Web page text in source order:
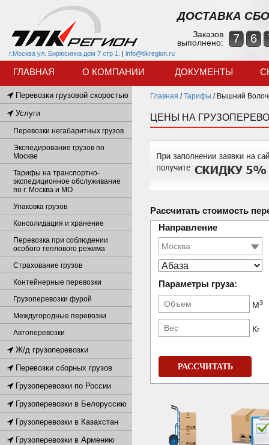
г.Москва ул. Бирюсинка дом 7 стр 1. | info@tlkregion.ru
ДОСТАВКА
Заказов
выполнено:
7 6
ГЛАВНАЯ О КОМПАНИИ ДОКУМЕНТЫ
Главная /Тарифы / Вышний
ЦЕНЫ НА
Рассчитать стоимость
Направление
Параметры груза:
М3
Кг
РАССЧИТАТЬ
Перевозки грузовой скоростью
Услуги
Перевозки негабаритных грузов
Экспедирование грузов по
Москве
Тарифы на транспортно-
экспедиционное обслуживание
по г. Москва и МО
Упаковка грузов
Консолидация и хранение
Перевозка при соблюдении
особого теплового режима
Страхование грузов
Контейнерные перевозки
Грузоперевозки фурой
Междугородные перевозки
Автоперевозки
Ж/д грузоперевозки
Перевозки сборных грузов
Грузоперевозки по России
Грузоперевозки в Белоруссию
Грузоперевозки в Казахстан
Грузоперевозки в Армению